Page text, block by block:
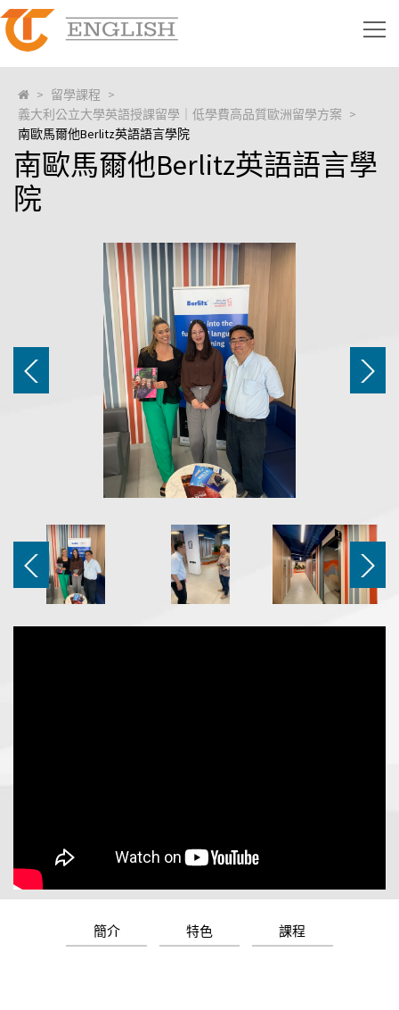
> 留學課程 >
義大利公立大學英語授課留學｜低學費高品質歐洲留學方案 >
南歐馬爾他Berlitz英語語言學院
南歐馬爾他Berlitz英語語言學
院
簡介 特色 課程